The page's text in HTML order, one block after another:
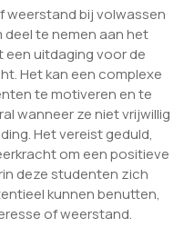
weerstand bij volwassen
deel te nemen aan het
uitdaging voor de
Het kan een complexe
te motiveren en te
wanneer ze niet vrijwillig
Het vereist geduld,
om een positieve
deze studenten zich
kunnen benutten,
of weerstand.